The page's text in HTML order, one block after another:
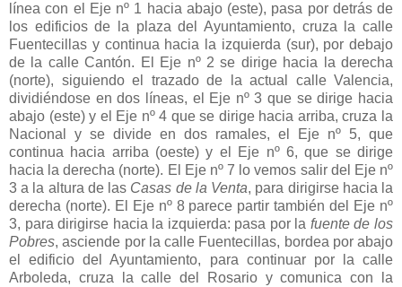
línea con el Eje nº 1 hacia abajo (este), pasa por detrás de
los edificios de la plaza del Ayuntamiento, cruza la calle
Fuentecillas y continua hacia la izquierda (sur), por debajo
de la calle Cantón. El Eje nº 2 se dirige hacia la derecha
(norte), siguiendo el trazado de la actual calle Valencia,
dividiéndose en dos líneas, el Eje nº 3 que se dirige hacia
abajo (este) y el Eje nº 4 que se dirige hacia arriba, cruza la
Nacional y se divide en dos ramales, el Eje nº 5, que
continua hacia arriba (oeste) y el Eje nº 6, que se dirige
hacia la derecha (norte). El Eje nº 7 lo vemos salir del Eje nº
3 a la altura de las Casas de la Venta, para dirigirse hacia la
derecha (norte). El Eje nº 8 parece partir también del Eje nº
3, para dirigirse hacia la izquierda: pasa por la fuente de los
Pobres, asciende por la calle Fuentecillas, bordea por abajo
el edificio del Ayuntamiento, para continuar por la calle
Arboleda, cruza la calle del Rosario y comunica con la